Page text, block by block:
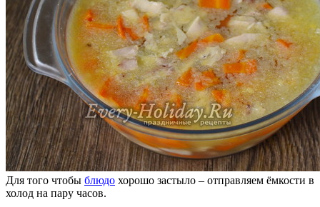
Для того чтобы блюдо хорошо застыло – отправляем ёмкости в
холод на пару часов.